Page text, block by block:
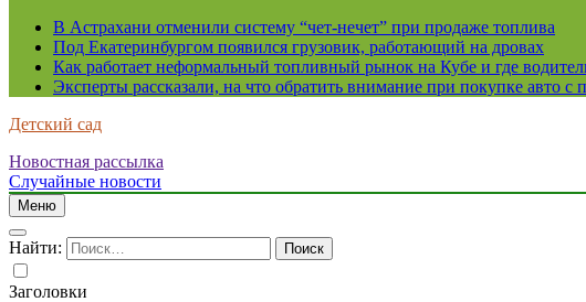
В Астрахани отменили систему “чет-нечет” при продаже топлива
Под Екатеринбургом появился грузовик, работающий на дровах
Как работает неформальный топливный рынок на Кубе и где
Эксперты рассказали, на что обратить внимание при покупке авто с
Детский сад
Новостная рассылка
Случайные новости
Меню
Найти:
Заголовки